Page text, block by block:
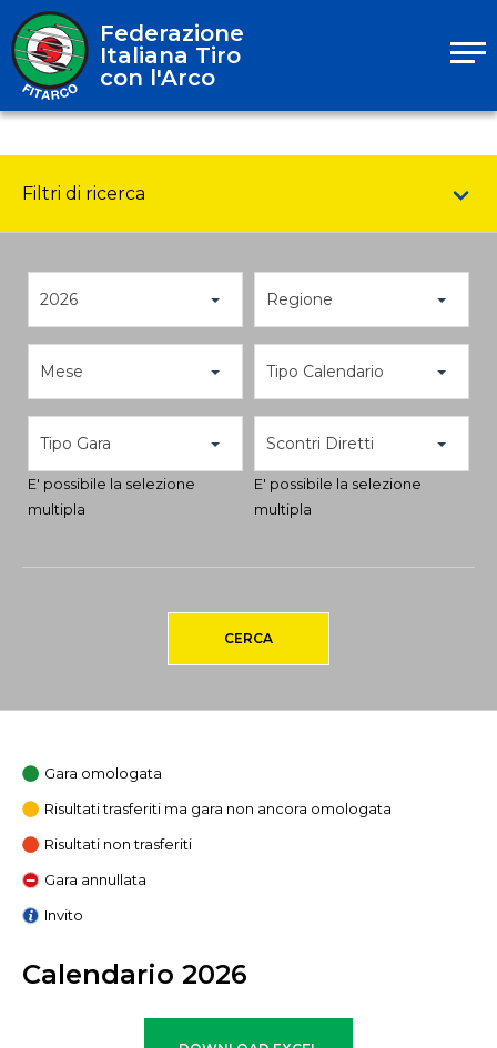
Federazione
Italiana Tiro
con l'Arco
Filtri di ricerca
2026 Regione
Mese Tipo Calendario
Tipo Gara
E' possibile la selezione
multipla
Scontri Diretti
E' possibile la selezione
multipla
CERCA
Gara omologata
Risultati trasferiti ma gara non ancora omologata
Risultati non trasferiti
Gara annullata
Invito
Calendario 2026